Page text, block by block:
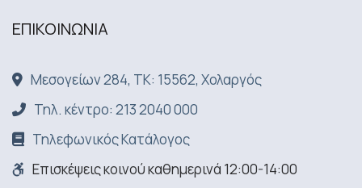
ΕΠΙΚΟΙΝΩΝΙA
Μεσογείων 284, ΤΚ: 15562, Χολαργός
Τηλ. κέντρο: 213 2040 000
Τηλεφωνικός Κατάλογος
Επισκέψεις κοινού καθημερινά 12:00-14:00